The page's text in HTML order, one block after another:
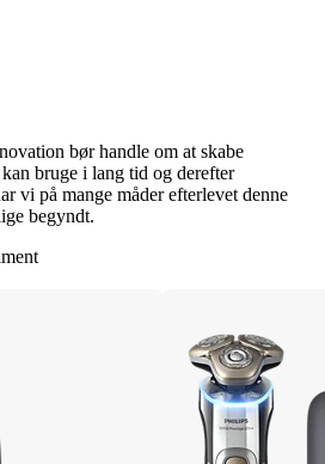
bør handle om at skabe
bruge i lang tid og derefter
vi på mange måder efterlevet denne
begyndt.